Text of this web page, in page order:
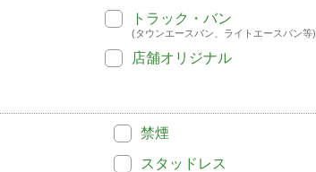
トラック・バン
(タウンエースバン、ライトエースバン等)
店舗オリジナル
禁煙
スタッドレス